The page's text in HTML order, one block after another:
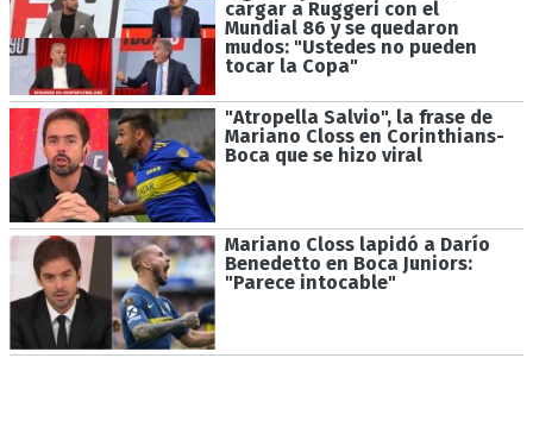
cargar a Ruggeri con el
Mundial 86 y se quedaron
mudos: "Ustedes no pueden
tocar la Copa"
"Atropella Salvio", la frase de
Mariano Closs en Corinthians-
Boca que se hizo viral
Mariano Closs lapidó a Darío
Benedetto en Boca Juniors:
"Parece intocable"